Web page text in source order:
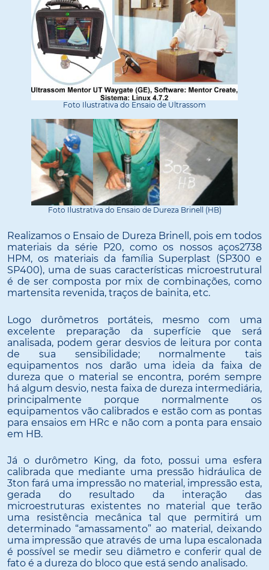
Foto Ilustrativa do Ensaio de Ultrassom
Foto Ilustrativa do Ensaio de Dureza Brinell (HB)
Realizamos o Ensaio de Dureza Brinell, pois em todos
materiais da série P20, como os nossos aços2738
HPM, os materiais da família Superplast (SP300 e
SP400), uma de suas características microestrutural
é de ser composta por mix de combinações, como
martensita revenida, traços de bainita, etc.
Logo durômetros portáteis, mesmo com uma
excelente preparação da superfície que será
analisada, podem gerar desvios de leitura por conta
de sua sensibilidade; normalmente tais
equipamentos nos darão uma ideia da faixa de
dureza que o material se encontra, porém sempre
há algum desvio, nesta faixa de dureza intermediária,
principalmente porque normalmente os
equipamentos vão calibrados e estão com as pontas
para ensaios em HRc e não com a ponta para ensaio
em HB.
Já o durômetro King, da foto, possui uma esfera
calibrada que mediante uma pressão hidráulica de
3ton fará uma impressão no material, impressão esta,
gerada do resultado da interação das
microestruturas existentes no material que terão
uma resistência mecânica tal que permitirá um
determinado “amassamento” ao material, deixando
uma impressão que através de uma lupa escalonada
é possível se medir seu diâmetro e conferir qual de
fato é a dureza do bloco que está sendo analisado.